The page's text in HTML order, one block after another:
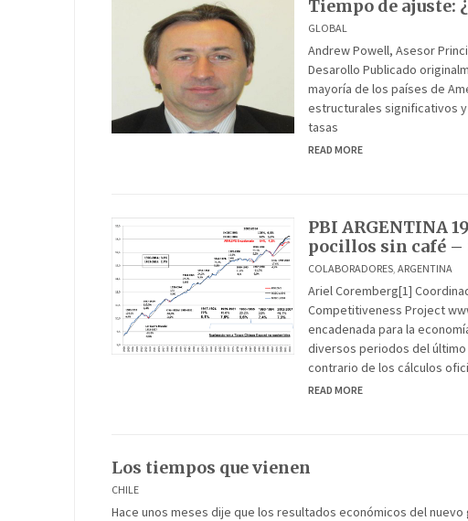
Tiempo de ajuste:
GLOBAL
Andrew Powell, Asesor
Desarollo Publicado
mayoría de los países de
estructurales significativos
tasas
READ MORE
PBI ARGENTINA
pocillos sin café –
COLABORADORES, ARGENTINA
Ariel Coremberg[1]
Competitiveness Project
encadenada para la
diversos periodos del
contrario de los cálculos
READ MORE
Los tiempos que vienen
CHILE
Hace unos meses dije que los resultados económicos del